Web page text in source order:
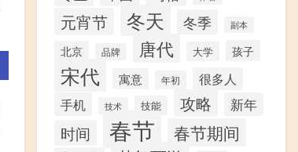
元宵节 冬天 冬季 副本
北京 品牌 唐代 大学 孩子
宋代 寓意 年初 很多人
手机 技术 技能 攻略 新年
时间 春节 春节期间